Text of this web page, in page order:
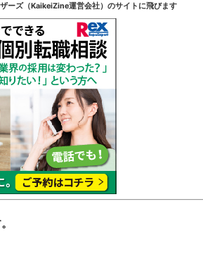
ーズ（KaikeiZine運営会社）のサイトに飛びます